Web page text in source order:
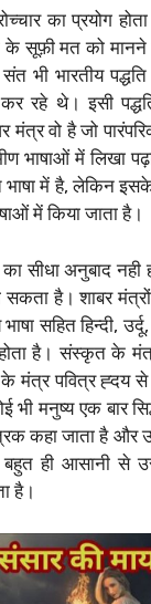
का प्रयोग
के सूफ़ी मत को मानने
भी भारतीय
कर रहे थे। इसी
मंत्र वो है जो
भाषाओं में लिखा
में है, लेकिन
में किया जाता है।
सीधा अनुबाद नही
सकता है। शाबर
सहित हिन्दी,
होता है। संस्कृत के
मंत्र पवित्र ह्दय से
भी मनुष्य एक बार
कहा जाता है और
बहुत ही आसानी से
है।